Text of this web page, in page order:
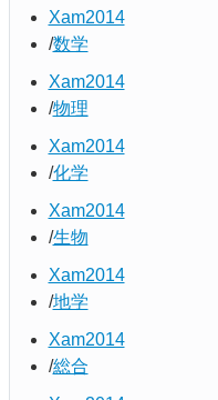
Xam2014
数学
Xam2014
物理
Xam2014
化学
Xam2014
生物
Xam2014
地学
Xam2014
総合